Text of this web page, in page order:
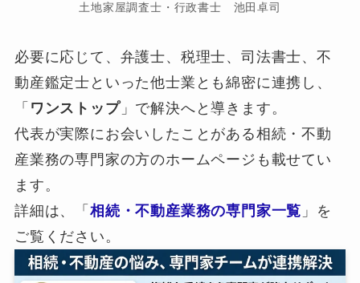
土地家屋調査士・行政書士 池田卓司
必要に応じて、弁護士、税理士、司法書士、不
動産鑑定士といった他士業とも綿密に連携し、
「 ワンストップ」で解決へと導きます。
代表が実際にお会いしたことがある相続・不動
産業務の専門家の方のホームページも載せてい
ます。
詳細は、「 相続・不動産業務の専門家一覧 」を
ご覧ください。